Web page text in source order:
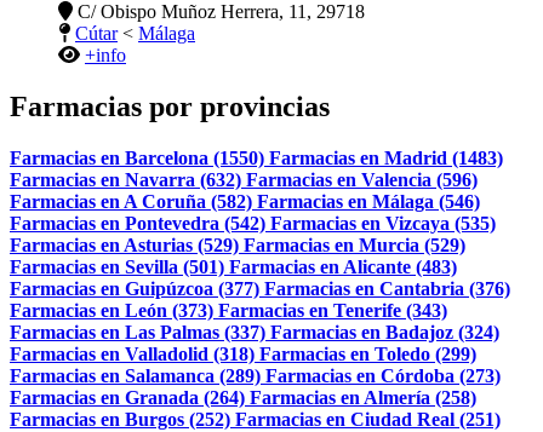
C/ Obispo Muñoz Herrera, 11, 29718
Cútar< Málaga
+info
Farmacias por provincias
Farmacias en Barcelona (1550) Farmacias en Madrid (1483)
Farmacias en Navarra (632) Farmacias en Valencia (596)
Farmacias en A Coruña (582) Farmacias en Málaga (546)
Farmacias en Pontevedra (542) Farmacias en Vizcaya (535)
Farmacias en Asturias (529) Farmacias en Murcia (529)
Farmacias en Sevilla (501) Farmacias en Alicante (483)
Farmacias en Guipúzcoa (377) Farmacias en Cantabria (376)
Farmacias en León (373) Farmacias en Tenerife (343)
Farmacias en Las Palmas (337) Farmacias en Badajoz (324)
Farmacias en Valladolid (318) Farmacias en Toledo (299)
Farmacias en Salamanca (289) Farmacias en Córdoba (273)
Farmacias en Granada (264) Farmacias en Almería (258)
Farmacias en Burgos (252) Farmacias en Ciudad Real (251)